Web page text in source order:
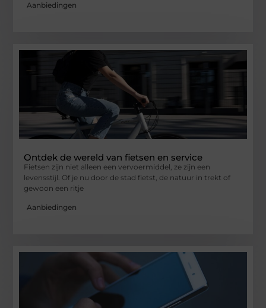
Aanbiedingen
Ontdek de wereld van fietsen en service
Fietsen zijn niet alleen een vervoermiddel, ze zijn een
levensstijl. Of je nu door de stad fietst, de natuur in trekt of
gewoon een ritje
Aanbiedingen